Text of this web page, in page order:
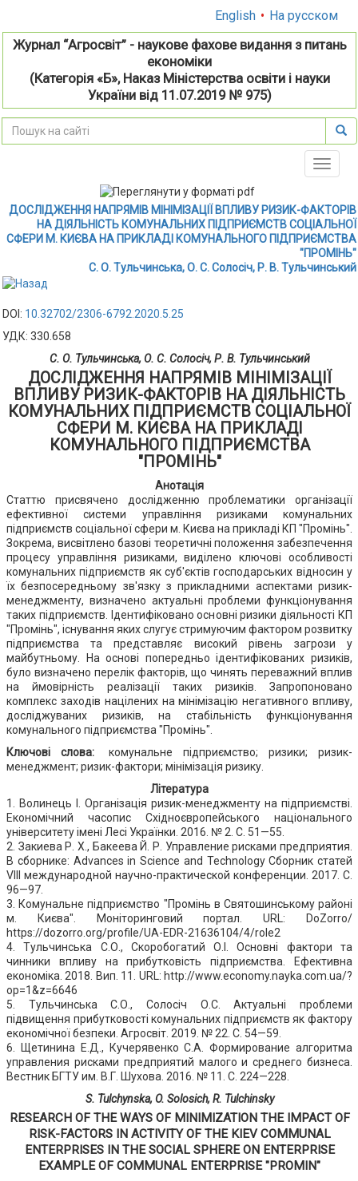
English • На русском
Журнал “Агросвіт” - наукове фахове видання з питань
економіки
(Категорія «Б», Наказ Міністерства освіти і науки
України від 11.07.2019 № 975)
Toggle
ДОСЛІДЖЕННЯ НАПРЯМІВ МІНІМІЗАЦІЇ ВПЛИВУ РИЗИК-ФАКТОРІВ
НА ДІЯЛЬНІСТЬ КОМУНАЛЬНИХ ПІДПРИЄМСТВ СОЦІАЛЬНОЇ
СФЕРИ М. КИЄВА НА ПРИКЛАДІ КОМУНАЛЬНОГО ПІДПРИЄМСТВА
"ПРОМІНЬ"
С. О. Тульчинська, О. С. Солосіч, Р. В. Тульчинський
DOI: 10.32702/2306-6792.2020.5.25
УДК: 330.658
С. О. Тульчинська, О. С. Солосіч, Р. В. Тульчинський
ДОСЛІДЖЕННЯ НАПРЯМІВ МІНІМІЗАЦІЇ
ВПЛИВУ РИЗИК-ФАКТОРІВ НА ДІЯЛЬНІСТЬ
КОМУНАЛЬНИХ ПІДПРИЄМСТВ СОЦІАЛЬНОЇ
СФЕРИ М. КИЄВА НА ПРИКЛАДІ
КОМУНАЛЬНОГО ПІДПРИЄМСТВА
"ПРОМІНЬ"
Анотація
Статтю присвячено дослідженню проблематики організації
ефективної системи управління ризиками комунальних
підприємств соціальної сфери м. Києва на прикладі КП "Промінь".
Зокрема, висвітлено базові теоретичні положення забезпечення
процесу управління ризиками, виділено ключові особливості
комунальних підприємств як суб'єктів господарських відносин у
їх безпосередньому зв'язку з прикладними аспектами ризик-
менеджменту, визначено актуальні проблеми функціонування
таких підприємств. Ідентифіковано основні ризики діяльності КП
"Промінь", існування яких слугує стримуючим фактором розвитку
підприємства та представляє високий рівень загрози у
майбутньому. На основі попередньо ідентифікованих ризиків,
було визначено перелік факторів, що чинять переважний вплив
на ймовірність реалізації таких ризиків. Запропоновано
комплекс заходів націлених на мінімізацію негативного впливу,
досліджуваних ризиків, на стабільність функціонування
комунального підприємства "Промінь".
Ключові слова:
комунальне підприємство; ризики; ризик-
менеджмент; ризик-фактори; мінімізація ризику.
Література
1. Волинець І. Організація ризик-менеджменту на підприємстві.
Економічний часопис Східноєвропейського національного
університету імені Лесі Українки. 2016. № 2. С. 51—55.
2. Закиева Р. Х., Бакеева Й. Р. Управление рисками предприятия.
В сборнике: Advances in Science and Technology Сборник статей
VIII международной научно-практической конференции. 2017. С.
96—97.
3. Комунальне підприємство "Промінь в Святошинському районі
м. Києва". Моніторинговий портал. URL: DoZorro/
https://dozorro.org/profile/UA-EDR-21636104/4/role2
4. Тульчинська С.О., Скоробогатий О.І. Основні фактори та
чинники впливу на прибутковість підприємства. Ефективна
економіка. 2018. Вип. 11. URL: http://www.economy.nayka.com.ua/?
op=1&z=6646
5. Тульчинська С.О., Солосіч О.С. Актуальні проблеми
підвищення прибутковості комунальних підприємств як фактору
економічної безпеки. Агросвіт. 2019. № 22. С. 54—59.
6. Щетинина Е.Д., Кучерявенко С.А. Формирование алгоритма
управления рисками предприятий малого и среднего бизнеса.
Вестник БГТУ им. В.Г. Шухова. 2016. № 11. С. 224—228.
S. Tulchynska, O. Solosich, R. Tulchinsky
RESEARCH OF THE WAYS OF MINIMIZATION THE IMPACT OF
RISK-FACTORS IN ACTIVITY OF THE KIEV COMMUNAL
ENTERPRISES IN THE SOCIAL SPHERE ON ENTERPRISE
EXAMPLE OF COMMUNAL ENTERPRISE "PROMIN"